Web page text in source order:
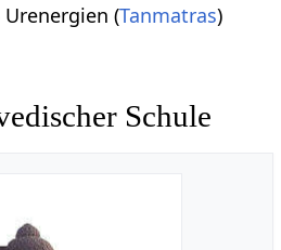
(Tanmatras)
Schule